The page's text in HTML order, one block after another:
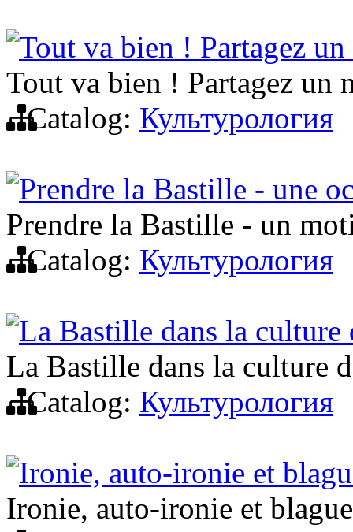
Tout va bien ! Partagez
Tout va bien ! Partagez un
Catalog: Культурология
Prendre la Bastille - une
Prendre la Bastille - un
Catalog: Культурология
La Bastille dans la culture
La Bastille dans la culture
Catalog: Культурология
Ironie, auto-ironie et
Ironie, auto-ironie et